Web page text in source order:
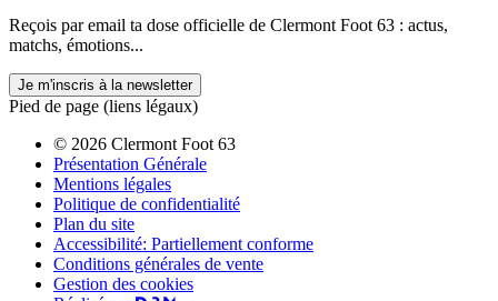
Reçois par email ta dose officielle de Clermont Foot 63 : actus,
matchs, émotions...
Je m'inscris à la newsletter
Pied de page (liens légaux)
© 2026 Clermont Foot 63
Présentation Générale
Mentions légales
Politique de confidentialité
Plan du site
Accessibilité: Partiellement conforme
Conditions générales de vente
Gestion des cookies